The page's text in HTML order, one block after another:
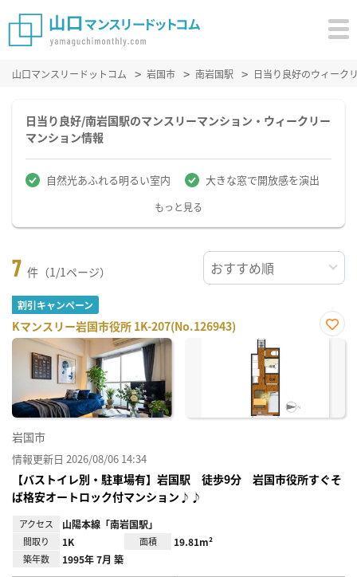
山口マンスリードットコム 岩国市 南岩国駅 日当り良好のウィーク
日当り良好/南岩国駅のマンスリーマンション・ウィークリー
マンション情報
自然光あふれる明るい室内 大きな窓で開放感を演出
もっと見る
7 件（1/1ページ）
割引キャンペーン
Kマンスリー岩国市役所 1K-207(No.126943)
お気
岩国市
情報更新日 2026/08/06 14:34
【バストイレ別・駐車場有】岩国駅 徒歩9分 岩国市役所すぐそ
ば格安オートロック付マンション♪♪
アクセス 山陽本線「南岩国駅」
間取り 1K 面積 19.81m²
築年数 1995年 7月 築